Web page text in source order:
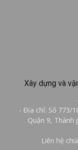
Xây dựng và
- Địa chỉ: Số 773/
Quận 9, Thành
Liên hệ